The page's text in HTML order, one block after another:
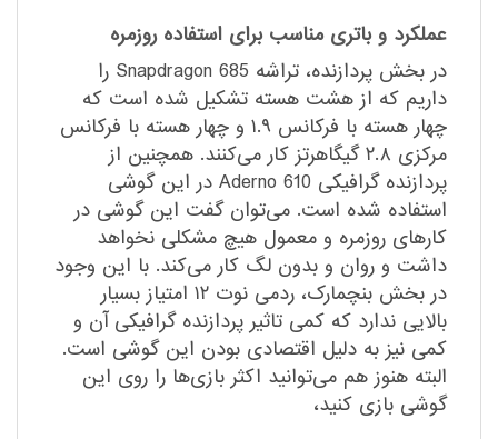
عملکرد و باتری مناسب برای استفاده روزمره
در بخش پردازنده، تراشه Snapdragon 685 را
داریم که از هشت هسته تشکیل شده است که
چهار هسته با فرکانس ۱.۹ و چهار هسته با فرکانس
مرکزی ۲.۸ گیگاهرتز کار می‌کنند. همچنین از
پردازنده گرافیکی Aderno 610 در این گوشی
استفاده شده است. می‌توان گفت این گوشی در
کارهای روزمره و معمول هیچ مشکلی نخواهد
داشت و روان و بدون لگ کار می‌کند. با این وجود
در بخش بنچمارک،‌ ردمی نوت ۱۲ امتیاز بسیار
بالایی ندارد که کمی تاثیر پردازنده گرافیکی آن و
کمی نیز به دلیل اقتصادی بودن این گوشی است.
البته هنوز هم می‌توانید اکثر بازی‌ها را روی این
گوشی بازی کنید،